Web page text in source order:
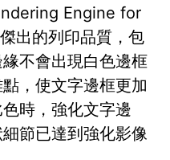
Engine for
出的列印品質，包
不會出現白色邊框
，使文字邊框更加
時，強化文字邊
節已達到強化影像